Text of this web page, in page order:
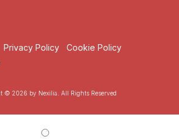
Privacy Policy
Cookie Policy
© 2026 by Nexilia. All Rights Reserved